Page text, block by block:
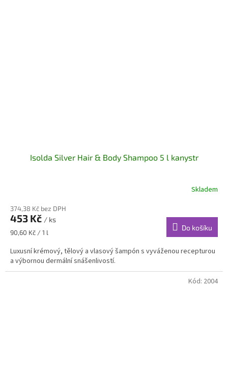
Isolda Silver Hair & Body Shampoo 5 l kanystr
Skladem
374,38 Kč bez DPH
453 Kč / ks
Měrná
90,60 Kč / 1 l
Do košíku
Luxusní krémový, tělový a vlasový šampón s vyváženou recepturou
a výbornou dermální snášenlivostí.
Kód: 2004